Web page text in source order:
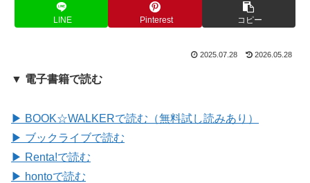
LINE Pinterest コピー
2025.07.28 2026.05.28
▼ 電子書籍で読む
▶ BOOK☆WALKERで読む（無料試し読みあり）
▶ ブックライブで読む
▶ Renta!で読む
▶ hontoで読む